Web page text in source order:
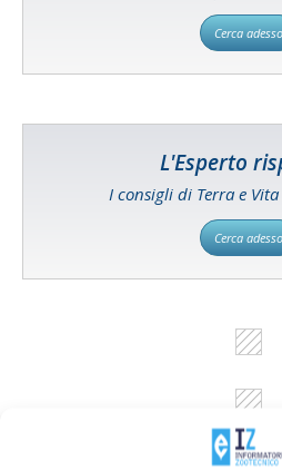
Cerca adesso
L'Esperto
I consigli di Terra e
Cerca adesso